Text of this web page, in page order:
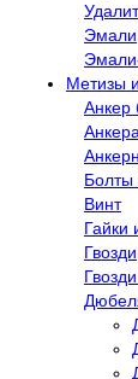
Эмали
Метизы
Анкер
Болты
Винт
Гайки
Гвозди